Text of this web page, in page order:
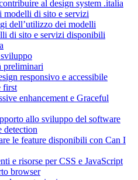
al design system .italia
modelli di sito e servizi
dell’utilizzo dei modelli
di sito e servizi disponibili
preliminari
responsivo e accessibile
first
enhancement e Graceful
allo sviluppo del software
detection
le feature disponibili con Can I
e risorse per CSS e JavaScript
browser